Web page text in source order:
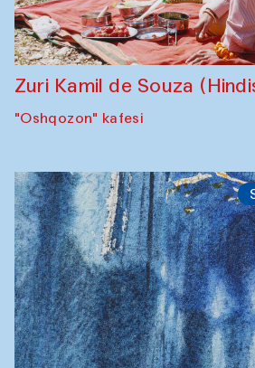
Zuri Kamil de Souza
"Oshqozon" kafesi